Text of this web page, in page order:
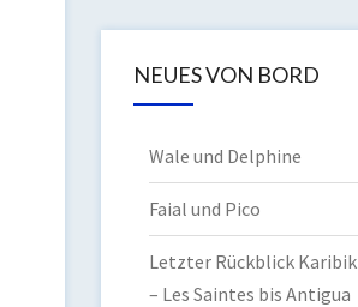
NEUES VON BORD
Wale und Delphine
Faial und Pico
Letzter Rückblick Karibik
– Les Saintes bis Antigua